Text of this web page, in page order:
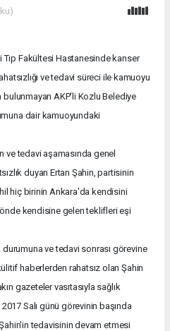
Fakültesi Hastanesinde kanser
ve tedavi süreci ile kamuoyu
bulunmayan AKP'li Kozlu Belediye
dair kamuoyundaki
ve tedavi aşamasında genel
duyan Ertan Şahin, partisinin
hiç birinin Ankara'da kendisini
kendisine gelen teklifleri eşi
ve tedavi sonrası görevine
haberlerden rahatsız olan Şahin
gazeteler vasıtasıyla sağlık
Salı günü görevinin başında
tedavisinin devam etmesi